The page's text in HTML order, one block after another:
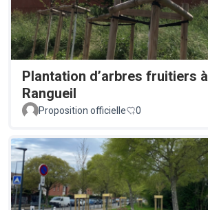
Plantation d’arbres fruitiers à
Rangueil
Proposition officielle 0